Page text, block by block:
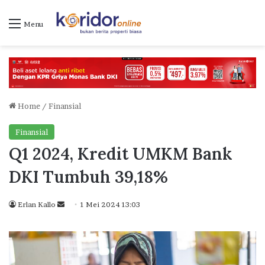
Menu
Home / Finansial
Finansial
Q1 2024, Kredit UMKM Bank
DKI Tumbuh 39,18%
Erlan Kallo
n
a
1 Mei 2024 13:03